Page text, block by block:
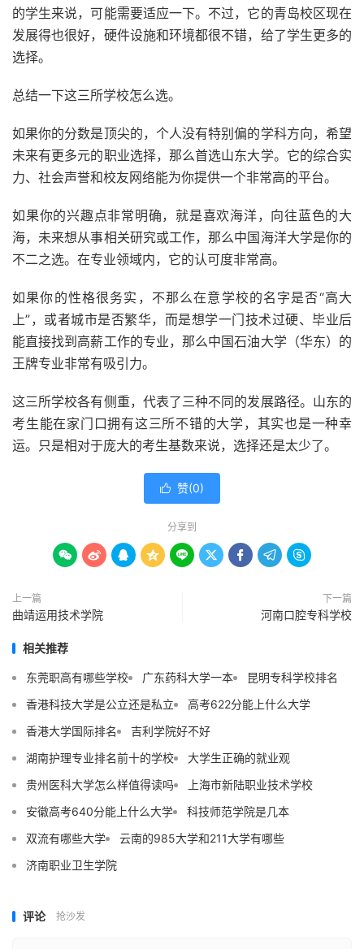
的学生来说，可能需要适应一下。不过，它的青岛校区现在
发展得也很好，硬件设施和环境都很不错，给了学生更多的
选择。
总结一下这三所学校怎么选。
如果你的分数是顶尖的，个人没有特别偏的学科方向，希望
未来有更多元的职业选择，那么首选山东大学。它的综合实
力、社会声誉和校友网络能为你提供一个非常高的平台。
如果你的兴趣点非常明确，就是喜欢海洋，向往蓝色的大
海，未来想从事相关研究或工作，那么中国海洋大学是你的
不二之选。在专业领域内，它的认可度非常高。
如果你的性格很务实，不那么在意学校的名字是否“高大
上”，或者城市是否繁华，而是想学一门技术过硬、毕业后
能直接找到高薪工作的专业，那么中国石油大学（华东）的
王牌专业非常有吸引力。
这三所学校各有侧重，代表了三种不同的发展路径。山东的
考生能在家门口拥有这三所不错的大学，其实也是一种幸
运。只是相对于庞大的考生基数来说，选择还是太少了。
 赞(0)
分享到
        
上一篇
曲靖运用技术学院
下一篇
河南口腔专科学校
相关推荐
东莞职高有哪些学校 广东药科大学一本
昆明专科学校排名
香港科技大学是公立还是私立
高考622分能上什么大学
香港大学国际排名
吉利学院好不好
湖南护理专业排名前十的学校
大学生正确的就业观
贵州医科大学怎么样值得读吗
上海市新陆职业技术学校
安徽高考640分能上什么大学
科技师范学院是几本
双流有哪些大学
云南的985大学和211大学有哪些
济南职业卫生学院
评论 抢沙发